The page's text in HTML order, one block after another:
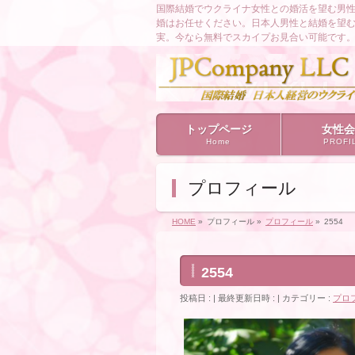
国際結婚でウクライナ女性との婚活を望む男
婚はお任せください。日本人男性と結婚を望
実。今なら無料でスカイプお見合い可能です。
トップページ
Home
女性
プロフィール
HOME » プロフィール » プロフィール » 2554
2554
投稿日 : 最終更新日時 : カテゴリー : プロ